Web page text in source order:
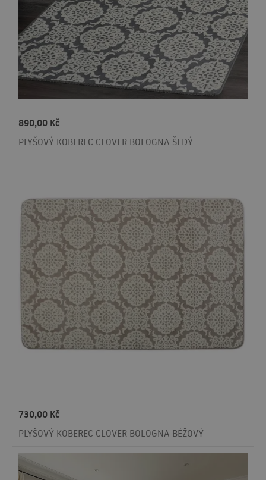
890,00 Kč
PLYŠOVÝ KOBEREC CLOVER BOLOGNA ŠEDÝ
730,00 Kč
PLYŠOVÝ KOBEREC CLOVER BOLOGNA BÉŽOVÝ